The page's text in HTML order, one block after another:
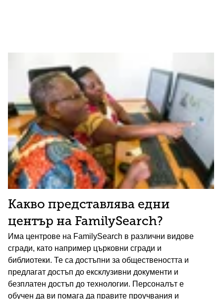
Какво представлява едни
център на FamilySearch?
Има центрове на FamilySearch в различни видове
сгради, като например църковни сгради и
библиотеки. Те са достъпни за обществеността и
предлагат достъп до ексклузивни документи и
безплатен достъп до технологии. Персоналът е
обучен да ви помага да правите проучвания и